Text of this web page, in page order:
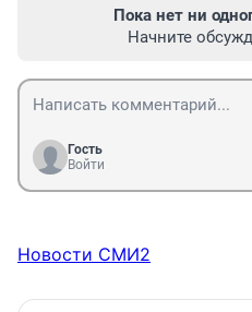
Пока нет ни
Начните
Гость
Войти
Новости СМИ2